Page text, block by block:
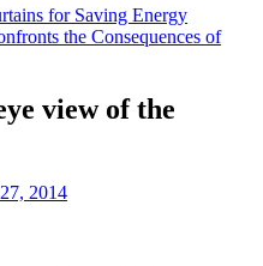
for Saving Energy
the Consequences of
view of the
2014